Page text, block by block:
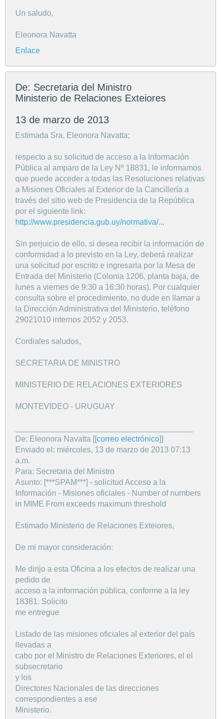
Un saludo,
Eleonora Navatta
Enlace
De: Secretaria del Ministro
Ministerio de Relaciones Exteiores
13 de marzo de 2013
Estimada Sra. Eleonora Navatta;
respecto a su solicitud de acceso a la Información
Pública al amparo de la Ley Nº 18831, le informamos
que puede acceder a todas las Resoluciones relativas
a Misiones Oficiales al Exterior de la Cancillería a
través del sitio web de Presidencia de la República
por el siguiente link:
http://www.presidencia.gub.uy/normativa/...
Sin perjuicio de ello, si desea recibir la información de
conformidad a lo previsto en la Ley, deberá realizar
una solicitud por escrito e ingresarla por la Mesa de
Entrada del Ministerio (Colonia 1206, planta baja, de
lunes a viernes de 9:30 a 16:30 horas). Por cualquier
consulta sobre el procedimiento, no dude en llamar a
la Dirección Administrativa del Ministerio, teléfono
29021010 internos 2052 y 2053.
Cordiales saludos,
SECRETARIA DE MINISTRO
MINISTERIO DE RELACIONES EXTERIORES
MONTEVIDEO - URUGUAY
De: Eleonora Navatta [[correo electrónico]]
Enviado el: miércoles, 13 de marzo de 2013 07:13
a.m.
Para: Secretaria del Ministro
Asunto: [***SPAM***] - solicitud Acceso a la
Información - Misiones oficiales - Number of numbers
in MIME From exceeds maximum threshold
Estimado Ministerio de Relaciones Exteiores,
De mi mayor consideración:
Me dirijo a esta Oficina a los efectos de realizar una
pedido de
acceso a la información pública, conforme a la ley
18381. Solicito
me entregue
Listado de las misiones oficiales al exterior del país
llevadas a
cabo por el Ministro de Relaciones Exteriores, el el
subsecretario
y los
Directores Nacionales de las direcciones
correspondientes a ese
Ministerio.